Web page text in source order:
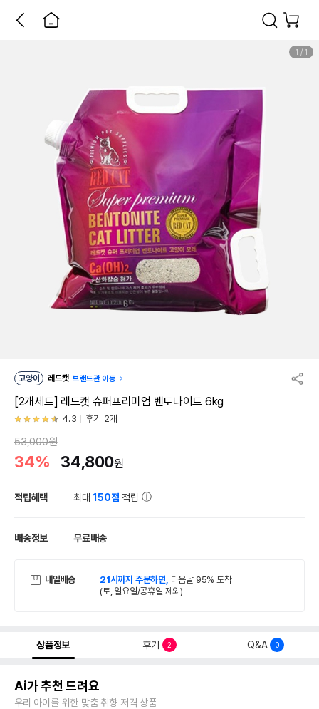
1 / 1
고양이 레드캣 브랜드관 이동
[2개세트] 레드캣 슈퍼프리미엄 벤토나이트 6kg
4.3 후기 2개
53,000원
34% 34,800원
적립혜택 최대150점 적립
배송정보 무료배송
내일배송 21시까지 주문하면, 다음날 95% 도착
(토, 일요일/공휴일 제외)
상품정보 후기 2 Q&A 0
Ai가 추천 드려요
우리 아이를 위한 맞춤 취향 저격 상품